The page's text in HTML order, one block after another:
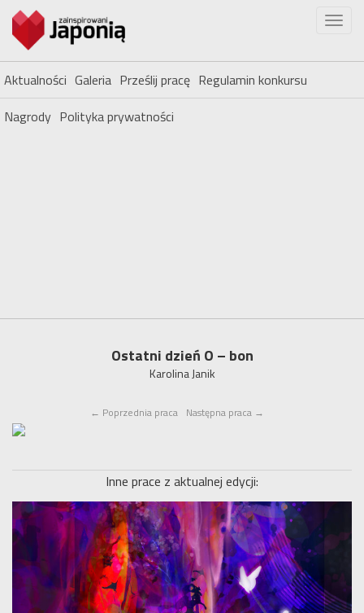
Aktualności Galeria Prześlij pracę Regulamin konkursu
Nagrody Polityka prywatności
Ostatni dzień O – bon
Karolina Janik
← Poprzednia praca Następna praca →
Inne prace z aktualnej edycji: